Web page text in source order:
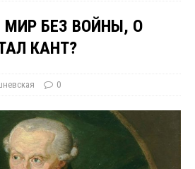
БЕЗ ВОЙНЫ, О
КАНТ?
0